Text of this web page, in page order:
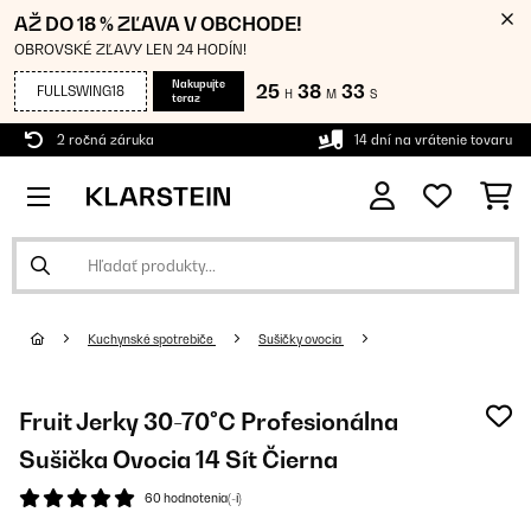
AŽ DO 18 % ZĽAVA V OBCHODE!
OBROVSKÉ ZĽAVY LEN 24 HODÍN!
FULLSWING18
Nakupujte
teraz
25 H 38 M 32 S
2 ročná záruka 14 dní na vrátenie tovaru
Kuchynské spotrebiče Sušičky ovocia
Fruit Jerky 30-70°C Profesionálna
Sušička Ovocia 14 Sít Čierna
60 hodnotenia(-í)